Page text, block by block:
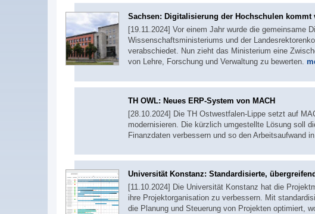
Sachsen: Digitalisierung der Hochschulen kommt
[19.11.2024] Vor einem Jahr wurde die gemeinsame
Wissenschaftsministeriums und der
verabschiedet. Nun zieht das Ministerium eine
von Lehre, Forschung und Verwaltung zu bewerten.
TH OWL: Neues ERP-System von MACH
[28.10.2024] Die TH Ostwestfalen-Lippe setzt auf
modernisieren. Die kürzlich umgestellte Lösung soll
Finanzdaten verbessern und so den Arbeitsaufwand
Universität Konstanz: Standardisierte,
[11.10.2024] Die Universität Konstanz hat die
ihre Projektorganisation zu verbessern. Mit
die Planung und Steuerung von Projekten optimiert,